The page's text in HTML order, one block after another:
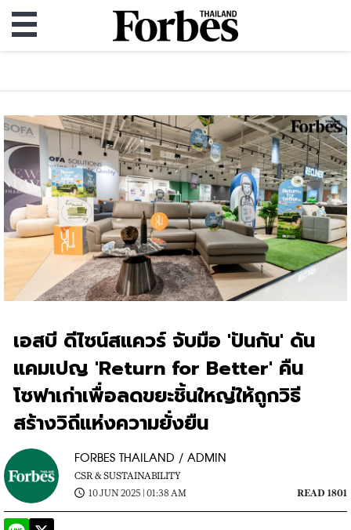
เอสบี ดีไซน์สแควร์ จับมือ 'ปันกัน' ดัน
แคมเปญ 'Return for Better' คืน
โซฟาเก่าเพื่อลดขยะชิ้นใหญ่ให้ถูกวิธี
สร้างวิถีแห่งความยั่งยืน
FORBES THAILAND / ADMIN
CSR & SUSTAINABILITY
10 JUN 2025 | 01:38 AM
READ 1801